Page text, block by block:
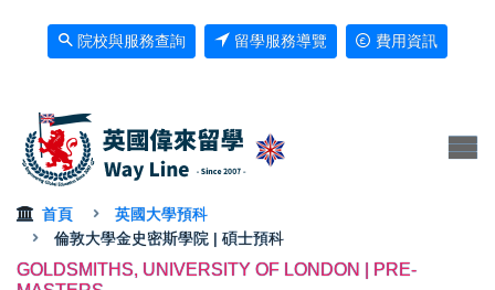
院校與服務查詢 留學服務導覽 費用資訊
首頁
英國大學預科
倫敦大學金史密斯學院 | 碩士預科
GOLDSMITHS, UNIVERSITY OF LONDON | PRE-